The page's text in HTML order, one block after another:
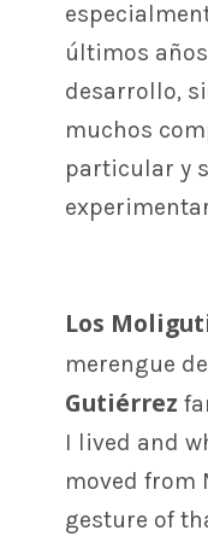
últimos
desarrollo,
muchos
particular y
Los
merengue
Gutiérrez
I lived and
moved from
gesture of